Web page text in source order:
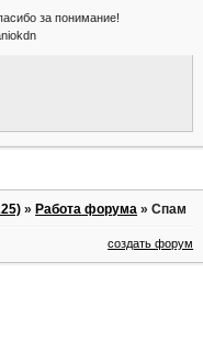
за понимание!
» Работа форума »Спам
создать форум